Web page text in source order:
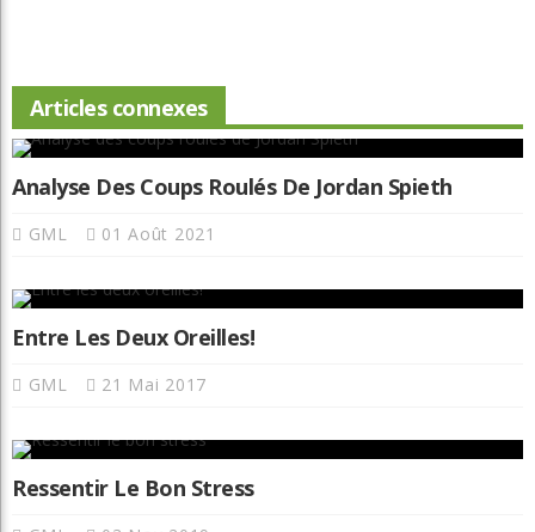
Articles connexes
Analyse Des Coups Roulés De Jordan Spieth
GML 01 Août 2021
Entre Les Deux Oreilles!
GML 21 Mai 2017
Ressentir Le Bon Stress